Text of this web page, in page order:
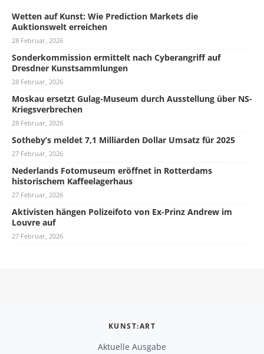
Wetten auf Kunst: Wie Prediction Markets die
Auktionswelt erreichen
28 Februar, 2026
Sonderkommission ermittelt nach Cyberangriff auf
Dresdner Kunstsammlungen
28 Februar, 2026
Moskau ersetzt Gulag-Museum durch Ausstellung über NS-
Kriegsverbrechen
28 Februar, 2026
Sotheby’s meldet 7,1 Milliarden Dollar Umsatz für 2025
27 Februar, 2026
Nederlands Fotomuseum eröffnet in Rotterdams
historischem Kaffeelagerhaus
27 Februar, 2026
Aktivisten hängen Polizeifoto von Ex-Prinz Andrew im
Louvre auf
27 Februar, 2026
KUNST:ART
Aktuelle Ausgabe